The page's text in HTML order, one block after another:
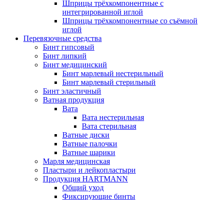
Шприцы трёхкомпонентные с
интегрированной иглой
Шприцы трёхкомпонентные со съёмной
иглой
Перевязочные средства
Бинт гипсовый
Бинт липкий
Бинт медицинский
Бинт марлевый нестерильный
Бинт марлевый стерильный
Бинт эластичный
Ватная продукция
Вата
Вата нестерильная
Вата стерильная
Ватные диски
Ватные палочки
Ватные шарики
Марля медицинская
Пластыри и лейкопластыри
Продукция HARTMANN
Общий уход
Фиксирующие бинты